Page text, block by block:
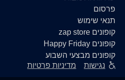
פרסום
תנאי שימוש
קופונים zap store
קופונים Happy Friday
קופונים מבצעי השבוע
נגישות מדיניות פרטיות